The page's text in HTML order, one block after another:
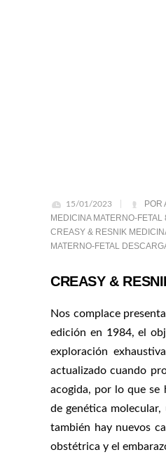
15/01/2023 POR
MEDICINA MATERNO-FETAL
CREASY & RESNIK
MATERNO-FETAL
CREASY &
Nos complace
edición en 1984, el
exploración
actualizado cuando
acogida, por lo que se
de genética
también hay nuevos
obstétrica y el